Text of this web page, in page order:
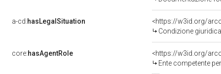
a-cd:hasLegalSituation
Condizione
core:hasAgentRole
<https://w3id.org/
Ente competente per tutela del